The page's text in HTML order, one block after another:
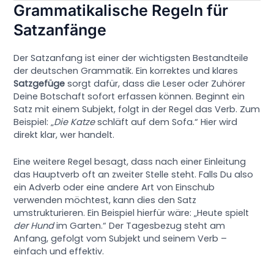
Grammatikalische Regeln für
Satzanfänge
Der Satzanfang ist einer der wichtigsten Bestandteile
der deutschen Grammatik. Ein korrektes und klares
Satzgefüge sorgt dafür, dass die Leser oder Zuhörer
Deine Botschaft sofort erfassen können. Beginnt ein
Satz mit einem Subjekt, folgt in der Regel das Verb. Zum
Beispiel: „Die Katzeschläft auf dem Sofa.“ Hier wird
direkt klar, wer handelt.
Eine weitere Regel besagt, dass nach einer Einleitung
das Hauptverb oft an zweiter Stelle steht. Falls Du also
ein Adverb oder eine andere Art von Einschub
verwenden möchtest, kann dies den Satz
umstrukturieren. Ein Beispiel hierfür wäre: „Heute spielt
der Hundim Garten.“ Der Tagesbezug steht am
Anfang, gefolgt vom Subjekt und seinem Verb –
einfach und effektiv.